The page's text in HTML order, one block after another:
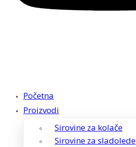
Početna
Proizvodi
Sirovine za kolače
Sirovine za sladolede